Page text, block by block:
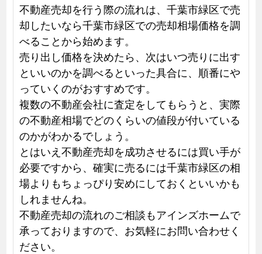
不動産売却を行う際の流れは、千葉市緑区で売
却したいなら千葉市緑区での売却相場価格を調
べることから始めます。
売り出し価格を決めたら、次はいつ売りに出す
といいのかを調べるといった具合に、順番にや
っていくのがおすすめです。
複数の不動産会社に査定をしてもらうと、実際
の不動産相場でどのくらいの値段が付いている
のかがわかるでしょう。
とはいえ不動産売却を成功させるには買い手が
必要ですから、確実に売るには千葉市緑区の相
場よりもちょっぴり安めにしておくといいかも
しれませんね。
不動産売却の流れのご相談もアインズホームで
承っておりますので、お気軽にお問い合わせく
ださい。